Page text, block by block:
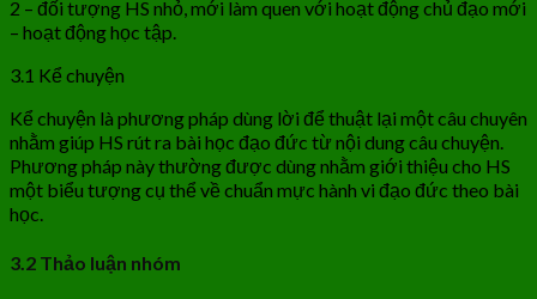
2 – đối tượng HS nhỏ, mới làm quen với hoạt động chủ đạo mới
– hoạt động học tập.
3.1 Kể chuyện
Kể chuyện là phương pháp dùng lời để thuật lại một câu chuyên
nhằm giúp HS rút ra bài học đạo đức từ nội dung câu chuyện.
Phương pháp này thường được dùng nhằm giới thiệu cho HS
một biểu tượng cụ thể về chuẩn mực hành vi đạo đức theo bài
học.
3.2 Thảo luận nhóm